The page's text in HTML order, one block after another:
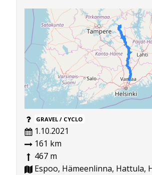
GRAVEL / CYCLO
1.10.2021
161 km
467 m
Espoo, Hämeenlinna, Hattula,